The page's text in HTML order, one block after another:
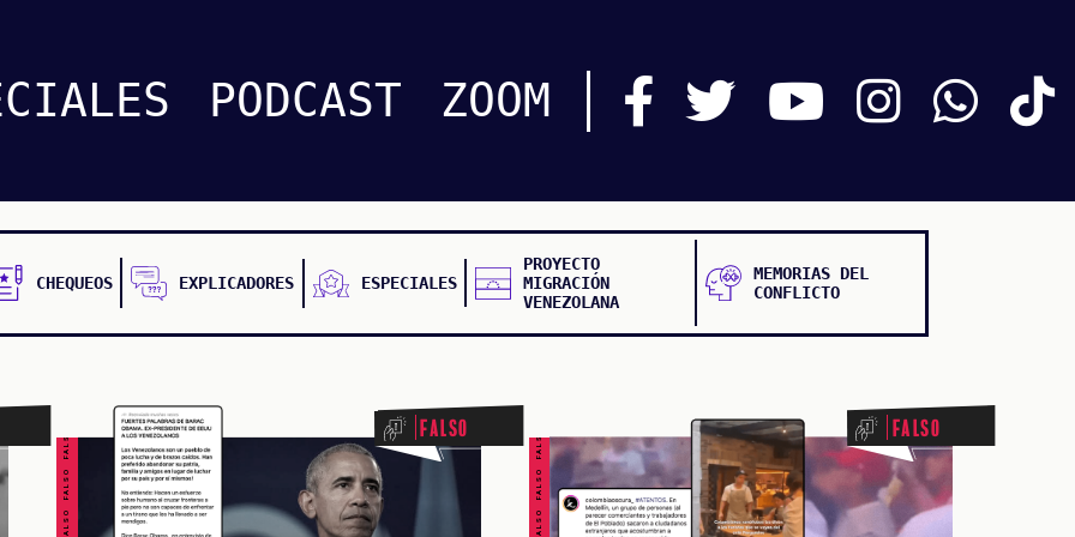
PODCAST ZOOM
CHEQUEOS EXPLICADORES ESPECIALES
PROYECTO
MIGRACIÓN
VENEZOLANA
MEMORIAS DEL
CONFLICTO
Falso Falso